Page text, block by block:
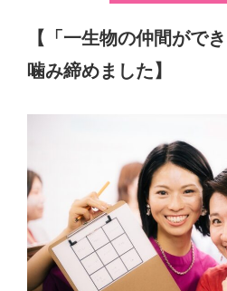
【「一生物の仲間がで
噛み締めました】